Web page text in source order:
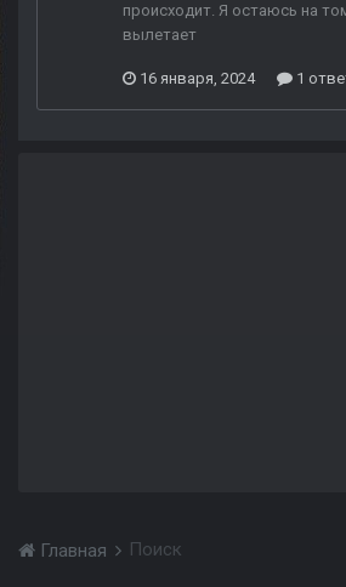
происходит. Я остаюсь на
вылетает
16 января, 2024 1
Главная Поиск